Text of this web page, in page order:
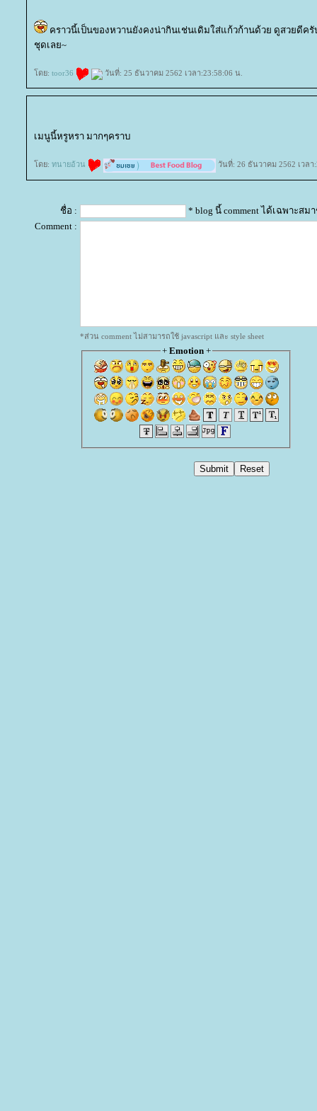
คราวนี้เป็นของหวานยังคงน่ากินเช่นเดิมใส่แก้วก้านด้วย ดูสวยดีค
ชุดเลย~
ดย: toor36 วันที่: 25 ธันวาคม 2562 เวลา:23:58:06 น.
เมนูนี้หรูหรา มากๆคราบ
ดย: ทนายอ้วน วันที่: 26 ธันวาคม 2562 เวลา
ชื่อ :
* blog นี้ comment ได้เฉพาะสม
Comment :
*ส่วน comment ไม่สามารถใช้ javascript และ style sheet
+ Emotion+